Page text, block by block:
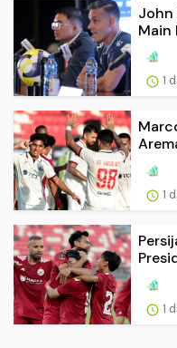
John
Main
1
1
1